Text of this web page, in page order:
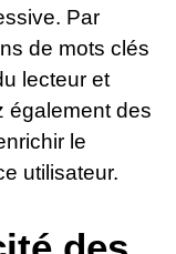
Par
de mots clés
lecteur et
également des
le
utilisateur.